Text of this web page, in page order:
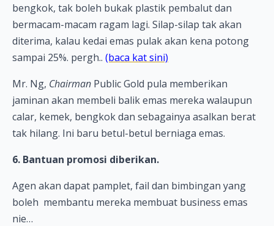
bengkok, tak boleh bukak plastik pembalut dan
bermacam-macam ragam lagi. Silap-silap tak akan
diterima, kalau kedai emas pulak akan kena potong
sampai 25%. pergh.. (baca kat sini)
Mr. Ng, Chairman Public Gold pula memberikan
jaminan akan membeli balik emas mereka walaupun
calar, kemek, bengkok dan sebagainya asalkan berat
tak hilang. Ini baru betul-betul berniaga emas.
6. Bantuan promosi diberikan.
Agen akan dapat pamplet, fail dan bimbingan yang
boleh membantu mereka membuat business emas
nie…